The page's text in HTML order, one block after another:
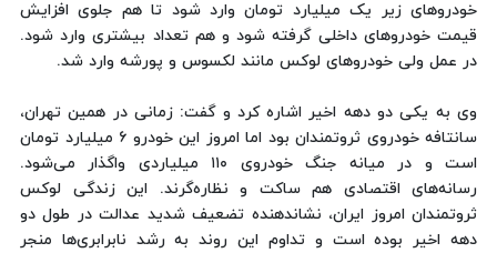
خودروهای زیر یک میلیارد تومان وارد شود تا هم جلوی افزایش
قیمت خودروهای داخلی گرفته شود و هم تعداد بیشتری وارد شود.
در عمل ولی خودروهای لوکس مانند لکسوس و پورشه وارد شد.
وی به یکی دو دهه اخیر اشاره کرد و گفت: زمانی در همین تهران،
سانتافه خودروی ثروتمندان بود اما امروز این خودرو ۶ میلیارد تومان
است و در میانه جنگ خودروی ۱۱۰ میلیاردی واگذار می‌شود.
رسانه‌های اقتصادی هم ساکت و نظاره‌گرند. این زندگی لوکس
ثروتمندان امروز ایران، نشاندهنده تضعیف شدید عدالت در طول دو
دهه اخیر بوده است و تداوم این روند به رشد نابرابری‌ها منجر